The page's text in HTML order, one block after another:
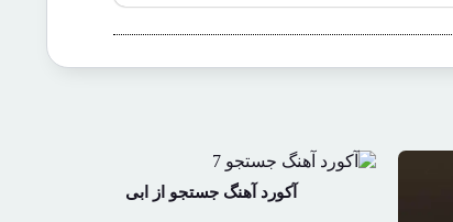
آکورد آهنگ جستجو از ابی